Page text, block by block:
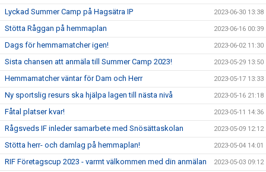
Lyckad Summer Camp på Hagsätra IP 2023-06-30 13:38
Stötta Råggan på hemmaplan 2023-06-16 00:39
Dags för hemmamatcher igen! 2023-06-02 11:30
Sista chansen att anmäla till Summer Camp 2023! 2023-05-29 13:50
Hemmamatcher väntar för Dam och Herr 2023-05-17 13:33
Ny sportslig resurs ska hjälpa lagen till nästa nivå 2023-05-16 21:18
Fåtal platser kvar! 2023-05-11 14:36
Rågsveds IF inleder samarbete med Snösättaskolan 2023-05-09 12:12
Stötta herr- och damlag på hemmaplan! 2023-05-04 14:01
RIF Företagscup 2023 - varmt välkommen med din anmälan 2023-05-03 09:12